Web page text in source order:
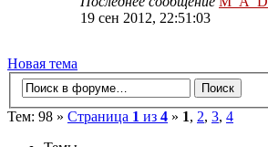
19 сен 2012, 22:51:03
Новая тема
Тем: 98 » Страница 1 из 4 » 1, 2, 3, 4